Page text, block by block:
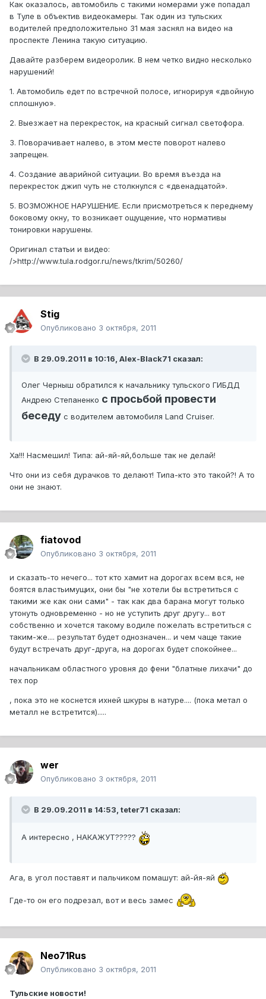
Как оказалось, автомобиль с такими номерами уже попадал
в Туле в объектив видеокамеры. Так один из тульских
водителей предположительно 31 мая заснял на видео на
проспекте Ленина такую ситуацию.
Давайте разберем видеоролик. В нем четко видно несколько
нарушений!
1. Автомобиль едет по встречной полосе, игнорируя «двойную
сплошную».
2. Выезжает на перекресток, на красный сигнал светофора.
3. Поворачивает налево, в этом месте поворот налево
запрещен.
4. Создание аварийной ситуации. Во время въезда на
перекресток джип чуть не столкнулся с «двенадцатой».
5. ВОЗМОЖНОЕ НАРУШЕНИЕ. Если присмотреться к переднему
боковому окну, то возникает ощущение, что нормативы
тонировки нарушены.
Оригинал статьи и видео:
/>http://www.tula.rodgor.ru/news/tkrim/50260/
Stig
Опубликовано 3 октября, 2011
В 29.09.2011 в 10:16, Alex-Black71 сказал:
Олег Черныш обратился к начальнику тульского ГИБДД
Андрею Степаненко с просьбой провести
беседу с водителем автомобиля Land Cruiser.
Ха!!! Насмешил! Типа: ай-яй-яй,больше так не делай!
Что они из себя дурачков то делают! Типа-кто это такой?! А то
они не знают.
fiatovod
Опубликовано 3 октября, 2011
и сказать-то нечего... тот кто хамит на дорогах всем вся, не
боятся властьимущих, они бы "не хотели бы встретиться с
такими же как они сами" - так как два барана могут только
утонуть одновременно - но не уступить друг другу... вот
собственно и хочется такому водиле пожелать встретиться с
таким-же.... результат будет однозначен... и чем чаще такие
будут встречать друг-друга, на дорогах будет спокойнее...
начальникам областного уровня до фени "блатные лихачи" до
тех пор
, пока это не коснется ихней шкуры в натуре.... (пока метал о
металл не встретится).....
wer
Опубликовано 3 октября, 2011
В 29.09.2011 в 14:53, teter71 сказал:
А интересно , НАКАЖУТ?????
Ага, в угол поставят и пальчиком помашут: ай-йя-яй
Где-то он его подрезал, вот и весь замес
Neo71Rus
Опубликовано 3 октября, 2011
Тульские новости!